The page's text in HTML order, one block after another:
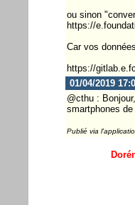
ou sinon
https://
Car vos
https://
01/04/2019
@cthu :
smartphones
Publié via